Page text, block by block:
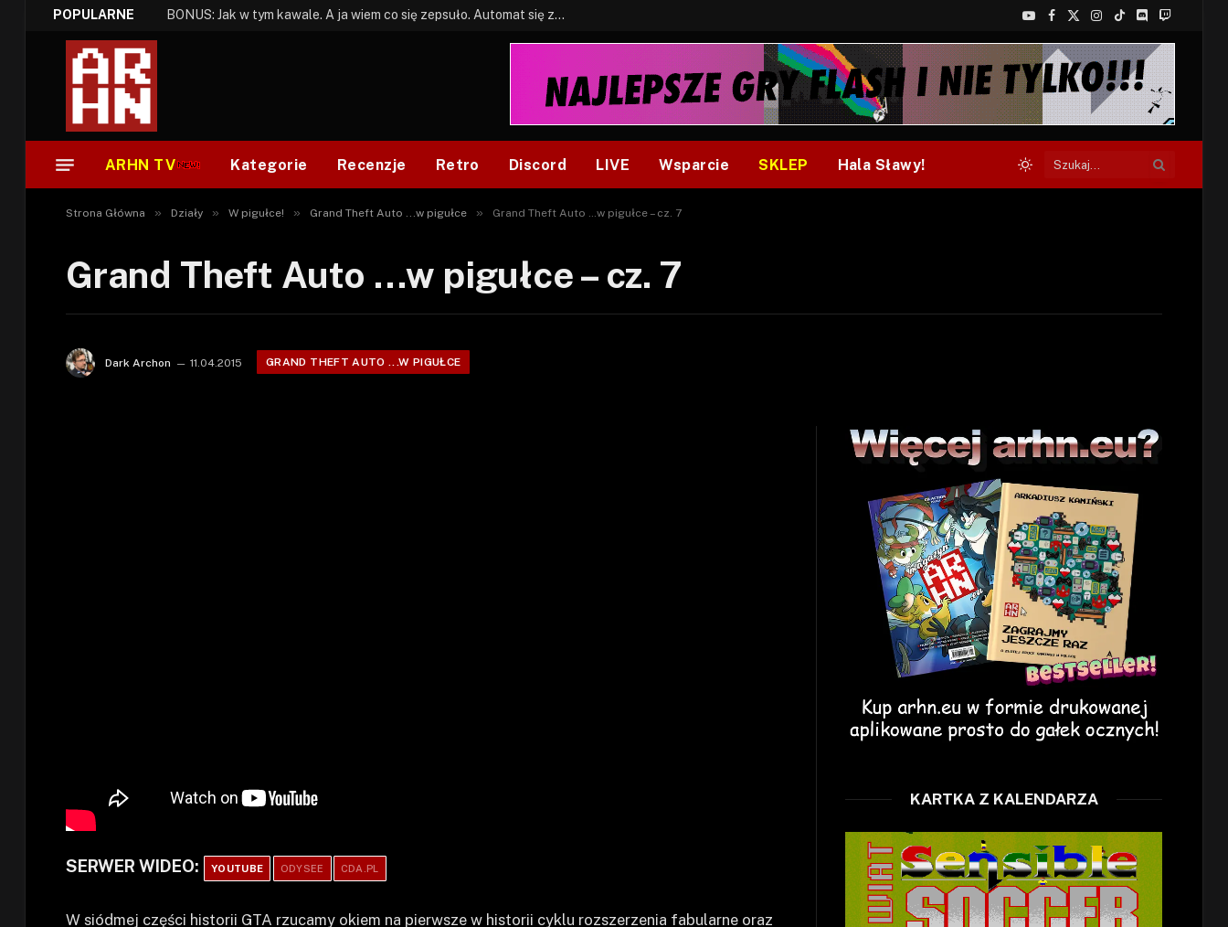
POPULARNE BONUS: Jak w tym kawale. A ja wiem co się zepsuło. Automat się zepsuł.
YouTube
Facebook
X
(Twitter)
Instagram
TikTokDiscordTwitch
ARHN TV Kategorie Recenzje Retro Discord LIVE Wsparcie SKLEP Hala Sławy!
Strona Główna » Działy » W pigułce! » Grand Theft Auto ...w pigułce » Grand Theft Auto …w pigułce – cz. 7
Grand Theft Auto …w pigułce – cz. 7
Dark Archon 11.04.2015 GRAND THEFT AUTO ...W PIGUŁCE
SERWER WIDEO: YOUTUBE ODYSEE CDA.PL
W siódmej części historii GTA rzucamy okiem na pierwsze w historii cyklu rozszerzenia fabularne oraz
KARTKA Z KALENDARZA